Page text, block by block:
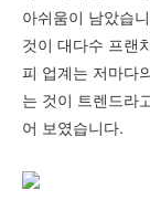
아쉬움이 남았습
것이 대다수 프랜
피 업계는 저마다
는 것이 트렌드라
어 보였습니다.